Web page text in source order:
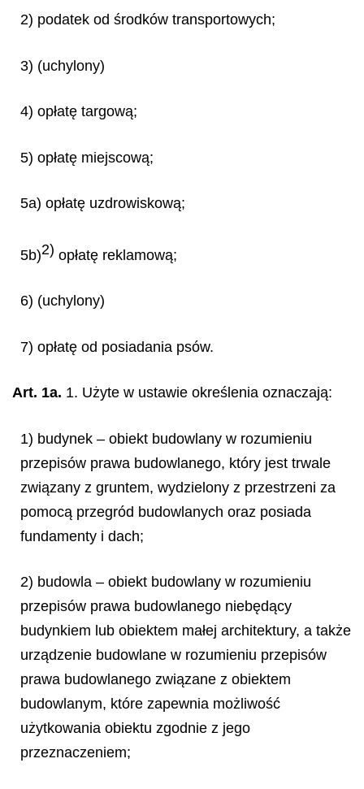
2) podatek od środków transportowych;
3) (uchylony)
4) opłatę targową;
5) opłatę miejscową;
5a) opłatę uzdrowiskową;
5b)2) opłatę reklamową;
6) (uchylony)
7) opłatę od posiadania psów.
Art. 1a. 1. Użyte w ustawie określenia oznaczają:
1) budynek – obiekt budowlany w rozumieniu
przepisów prawa budowlanego, który jest trwale
związany z gruntem, wydzielony z przestrzeni za
pomocą przegród budowlanych oraz posiada
fundamenty i dach;
2) budowla – obiekt budowlany w rozumieniu
przepisów prawa budowlanego niebędący
budynkiem lub obiektem małej architektury, a także
urządzenie budowlane w rozumieniu przepisów
prawa budowlanego związane z obiektem
budowlanym, które zapewnia możliwość
użytkowania obiektu zgodnie z jego
przeznaczeniem;